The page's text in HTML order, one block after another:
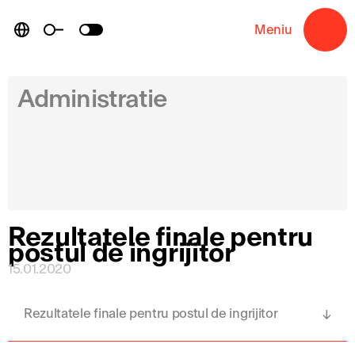
content
Meniu
Administratie
Rezultatele finale pentru
postul de ingrijitor
15.01.2020
Rezultatele finale pentru postul de ingrijitor